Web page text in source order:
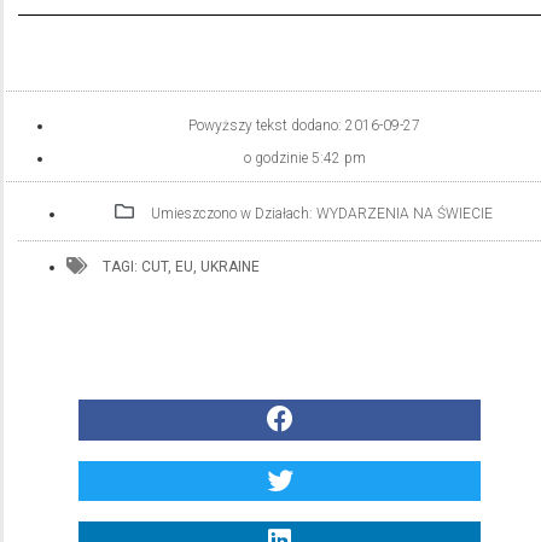
Powyższy tekst dodano: 2016-09-27
o godzinie 5:42 pm
Umieszczono w Działach: WYDARZENIA NA ŚWIECIE
TAGI: CUT, EU, UKRAINE